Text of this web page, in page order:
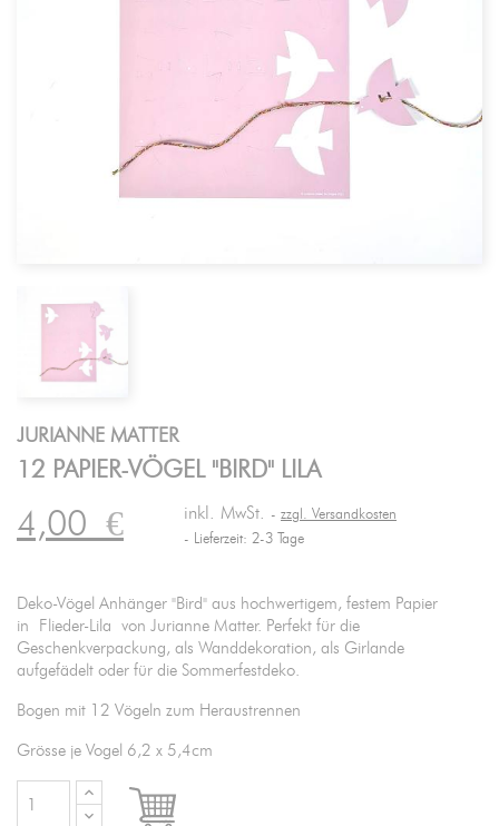
JURIANNE MATTER
12 PAPIER-VÖGEL "BIRD" LILA
4,00€ inkl. MwSt.
zzgl. Versandkosten
Lieferzeit: 2-3 Tage
Deko-Vögel Anhänger "Bird" aus hochwertigem, festem Papier
in Flieder-Lila von Jurianne Matter. Perfekt für die
Geschenkverpackung, als Wanddekoration, als Girlande
aufgefädelt oder für die Sommerfestdeko.
Bogen mit 12 Vögeln zum Heraustrennen
Grösse je Vogel 6,2 x 5,4cm
